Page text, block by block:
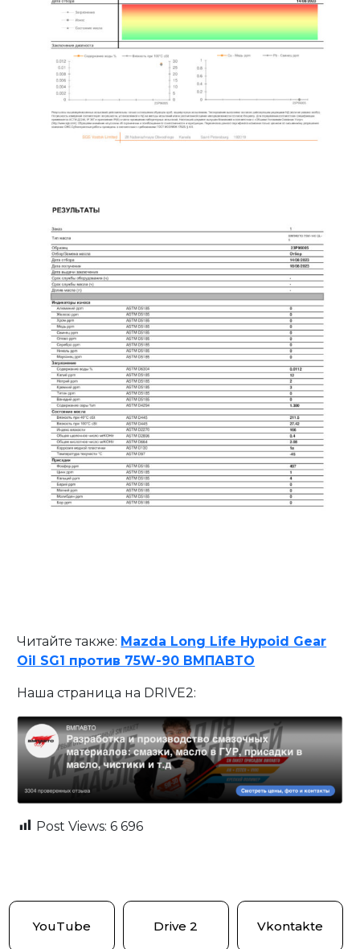
Читайте также: Mazda Long Life Hypoid Gear
Oil SG1 против 75W-90 ВМПАВТО
Наша страница на DRIVE2:
Post Views: 6 696
YouTube Drive 2 Vkontakte